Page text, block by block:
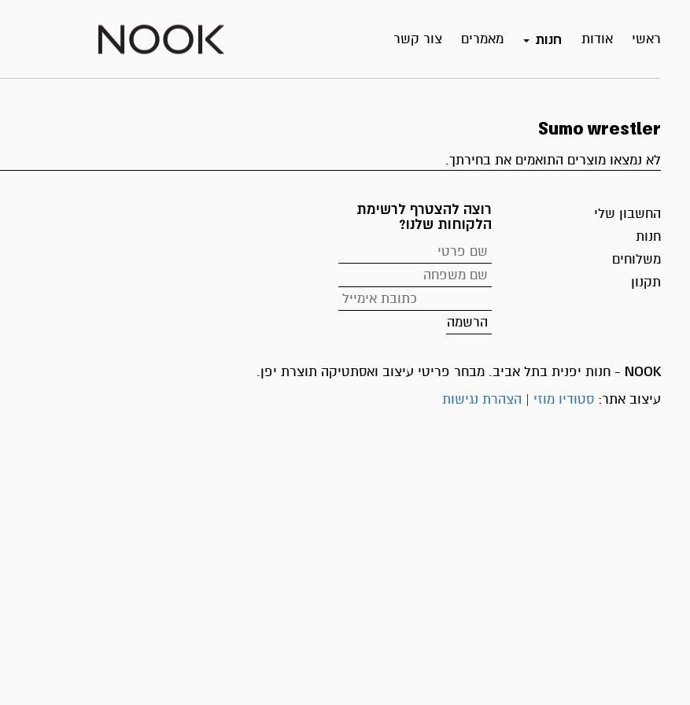
ראשי אודות חנות מאמרים צור קשר
Sumo wrestler
לא נמצאו מוצרים התואמים את בחירתך.
החשבון שלי
חנות
משלוחים
תקנון
רוצה להצטרף לרשימת
הלקוחות שלנו?
NOOK - חנות יפנית בתל אביב. מבחר פריטי עיצוב ואסתטיקה תוצרת יפן.
עיצוב אתר: סטודיו מוזי | הצהרת נגישות